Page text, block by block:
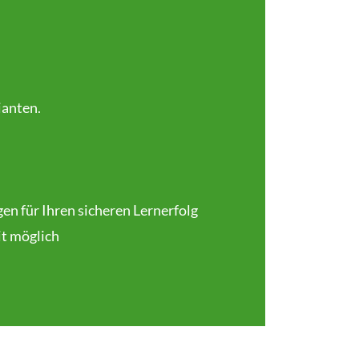
für Ihren sicheren Lernerfolg
möglich